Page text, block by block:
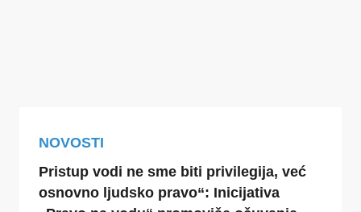
NOVOSTI
Pristup vodi ne sme biti privilegija, već
osnovno ljudsko pravo“: Inicijativa